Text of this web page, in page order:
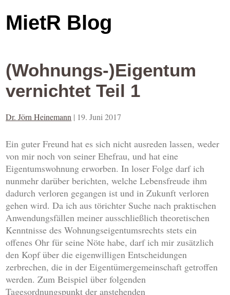
MietR Blog
(Wohnungs-)Eigentum
vernichtet Teil 1
Dr. Jörn Heinemann | 19. Juni 2017
Ein guter Freund hat es sich nicht ausreden lassen, weder
von mir noch von seiner Ehefrau, und hat eine
Eigentumswohnung erworben. In loser Folge darf ich
nunmehr darüber berichten, welche Lebensfreude ihm
dadurch verloren gegangen ist und in Zukunft verloren
gehen wird. Da ich aus törichter Suche nach praktischen
Anwendungsfällen meiner ausschließlich theoretischen
Kenntnisse des Wohnungseigentumsrechts stets ein
offenes Ohr für seine Nöte habe, darf ich mir zusätzlich
den Kopf über die eigenwilligen Entscheidungen
zerbrechen, die in der Eigentümergemeinschaft getroffen
werden. Zum Beispiel über folgenden
Tagesordnungspunkt der anstehenden